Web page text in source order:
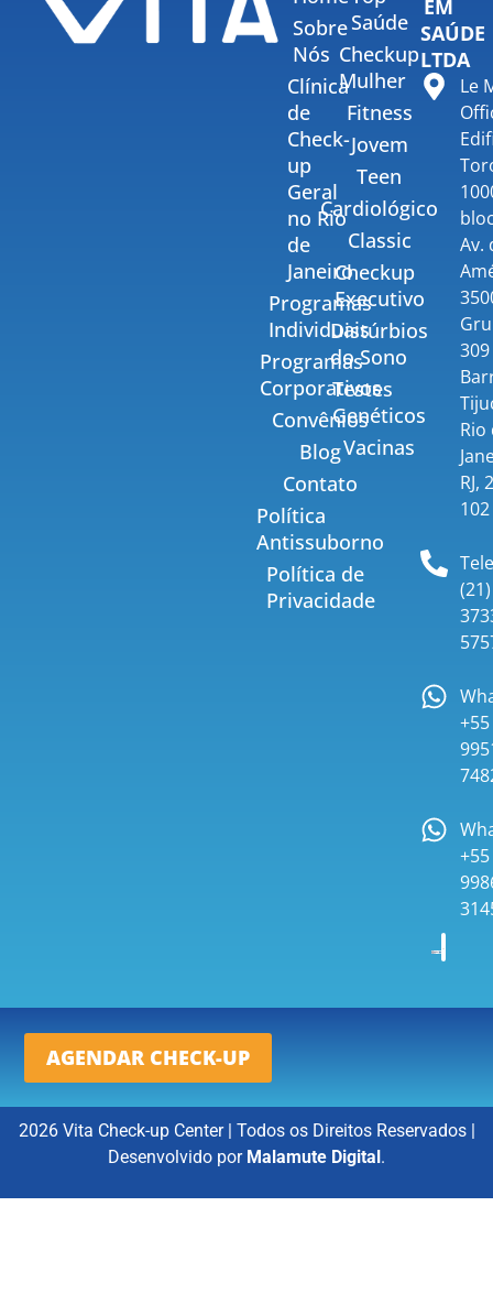
Sobre
Nós
Clínica
de
Check-
up
Geral
no Rio
de
Janeiro
Programas
Individuais
Programas
Corporativos
Convênios
Blog
Contato
Política
Antissuborno
Política de
Privacidade
Saúde
Checkup
Mulher
Fitness
Jovem
Teen
Cardiológico
Classic
Checkup
Executivo
Distúrbios
do Sono
Testes
Genéticos
Vacinas
EM
SAÚDE
LTDA
Le
Av.
Rio
RJ,
102
(21)
AGENDAR CHECK-UP
2026 Vita Check-up Center | Todos os Direitos Reservados |
Desenvolvido por Malamute Digital .